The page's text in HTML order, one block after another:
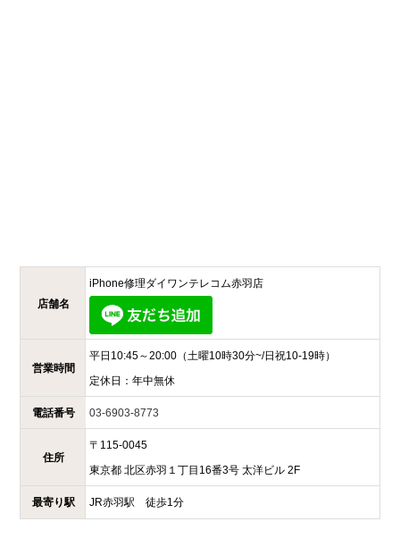
店舗名
iPhone修理ダイワンテレコム赤羽店
営業時間
平日10:45～20:00（土曜10時30分~/日祝10-19時）
定休日： 年中無休
電話番号 03-6903-8773
住所
〒 115-0045
東京都 北区赤羽１丁目16番3号 太洋ビル 2F
最寄り駅 JR赤羽駅 徒歩1分